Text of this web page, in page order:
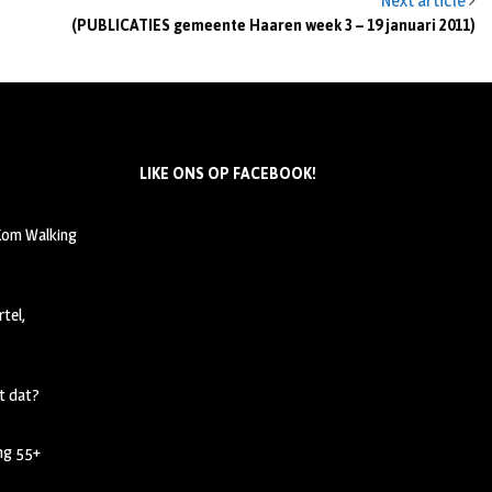
(PUBLICATIES gemeente Haaren week 3 – 19 januari 2011)
Walking
dat?
55+
LIKE ONS OP FACEBOOK!